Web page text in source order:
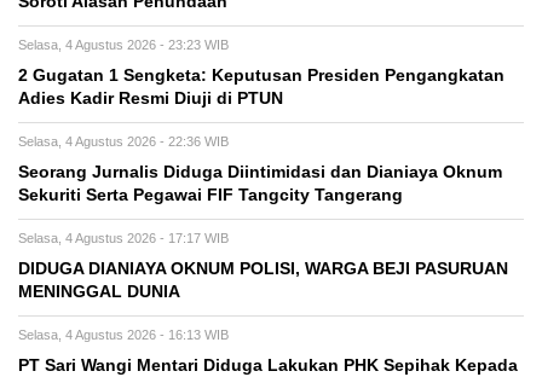
Selasa, 4 Agustus 2026 - 23:23 WIB
2 Gugatan 1 Sengketa: Keputusan Presiden Pengangkatan
Adies Kadir Resmi Diuji di PTUN
Selasa, 4 Agustus 2026 - 22:36 WIB
Seorang Jurnalis Diduga Diintimidasi dan Dianiaya Oknum
Sekuriti Serta Pegawai FIF Tangcity Tangerang
Selasa, 4 Agustus 2026 - 17:17 WIB
DIDUGA DIANIAYA OKNUM POLISI, WARGA BEJI PASURUAN
MENINGGAL DUNIA
Selasa, 4 Agustus 2026 - 16:13 WIB
PT Sari Wangi Mentari Diduga Lakukan PHK Sepihak Kepada